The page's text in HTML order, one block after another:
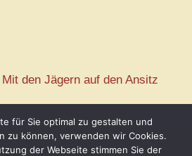
den Jägern auf den Ansitz
für Sie optimal zu gestalten und
zu können, verwenden wir Cookies.
der Webseite stimmen Sie der